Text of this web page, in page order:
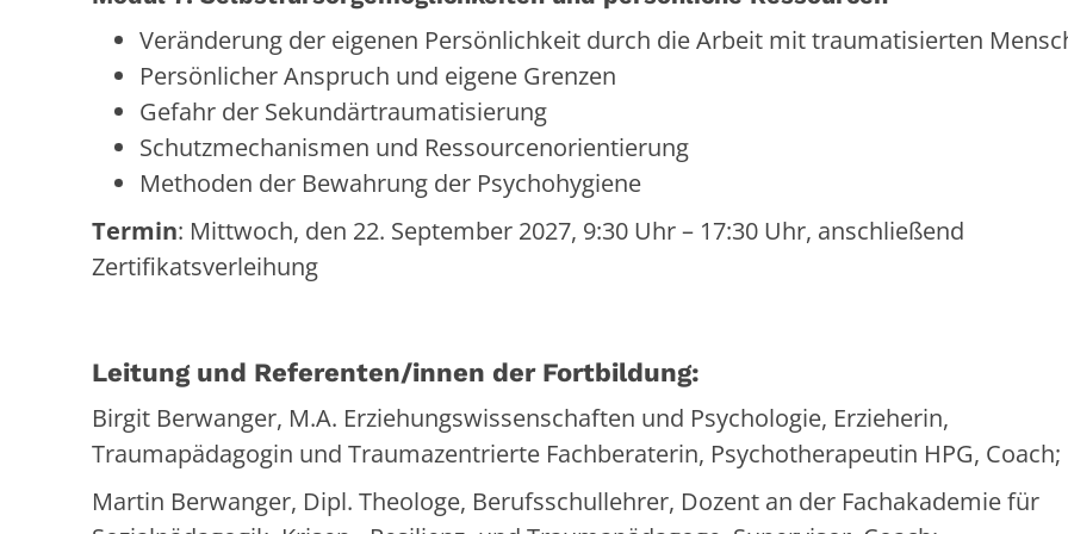
Veränderung der eigenen Persönlichkeit durch die Arbeit mit traumatisierten
Persönlicher Anspruch und eigene Grenzen
Gefahr der Sekundärtraumatisierung
Schutzmechanismen und Ressourcenorientierung
Methoden der Bewahrung der Psychohygiene
Termin: Mittwoch, den 22. September 2027, 9:30 Uhr – 17:30 Uhr, anschließend
Zertifikatsverleihung
Leitung und Referenten/innen der Fortbildung:
Birgit Berwanger, M.A. Erziehungswissenschaften und Psychologie, Erzieherin,
Traumapädagogin und Traumazentrierte Fachberaterin, Psychotherapeutin HPG, Coach;
Martin Berwanger, Dipl. Theologe, Berufsschullehrer, Dozent an der Fachakademie für